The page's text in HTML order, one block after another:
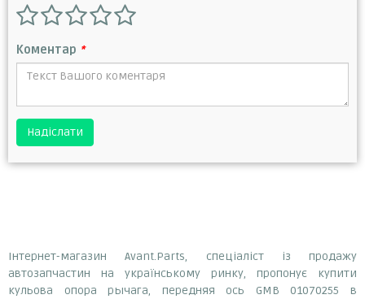
Коментар *
Надіслати
Інтернет-магазин Avant.Parts, спеціаліст із продажу
автозапчастин на українському ринку, пропонує купити
кульова опора рычага, передняя ось GMB 01070255 в